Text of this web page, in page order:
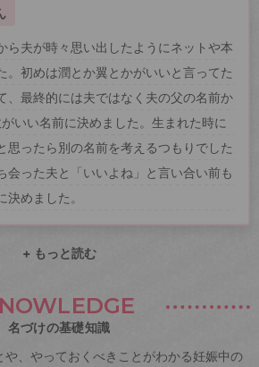
ら夫が時々思い出したようにネットや本
。初めは潤とか翼とかがいいと言ってた
、最終的には夫ではなく夫の父の名前か
いい名前に決めました。生まれた時に
思ったら別の名前を考えるつもりでした
会った夫と「いいよね」と言い合い前も
決めました。
+ もっと読む
名づけの基礎知識
、やっておくべきことがわかる妊娠中の